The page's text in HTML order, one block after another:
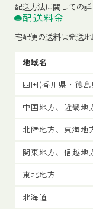
配送方法に関しての詳
配送料金
宅配便の送料は発送地
地域名
四国(香川県・徳
中国地方、近畿地
北陸地方、東海地
関東地方、信越地
東北地方
北海道